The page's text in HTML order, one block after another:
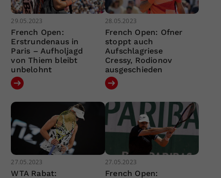
29.05.2023
French Open:
Erstrundenaus in
Paris – Aufholjagd
von Thiem bleibt
unbelohnt
28.05.2023
French Open: Ofner
stoppt auch
Aufschlagriese
Cressy, Rodionov
ausgeschieden
27.05.2023
WTA Rabat:
27.05.2023
French Open: